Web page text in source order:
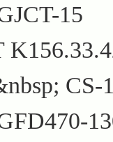
15
CS-